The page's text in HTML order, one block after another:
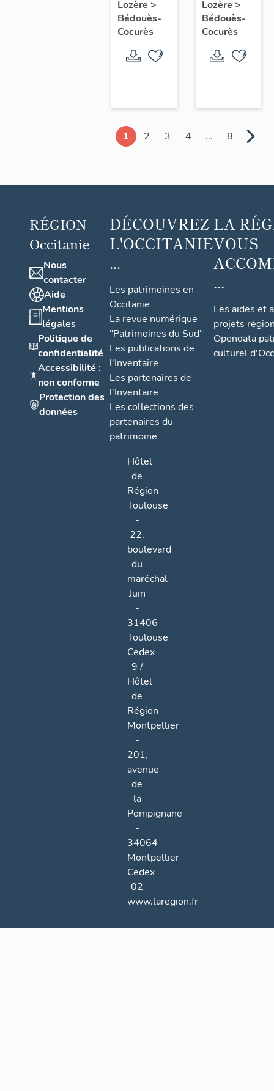
Lozère >
Bédouès-
Cocurès
Lozère >
Bédouès-
Cocurès
1 2 3 4 ... 8
RÉGION
Occitanie
Nous
contacter
Aide
Mentions
légales
Politique de
confidentialité
Accessibilité :
non conforme
Protection des
données
DÉCOUVREZ
L'OCCITANIE
...
Les patrimoines en
Occitanie
La revue numérique
"Patrimoines du Sud"
Les publications de
l'Inventaire
Les partenaires de
l'Inventaire
Les collections des
partenaires du
patrimoine
LA
VOUS
...
Les aides et
projets
Opendata
culturel
Hôtel
de
Région
Toulouse
-
22,
boulevard
du
maréchal
Juin
-
31406
Toulouse
Cedex
9 /
Hôtel
de
Région
Montpellier
-
201,
avenue
de
la
Pompignane
-
34064
Montpellier
Cedex
02
www.laregion.fr